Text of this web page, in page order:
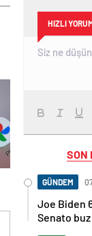
HIZLI
SON
GÜNDEM
Joe Biden
Senato